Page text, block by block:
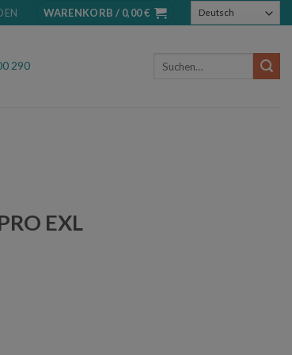
WARENKORB / 0,00€
290
EXL